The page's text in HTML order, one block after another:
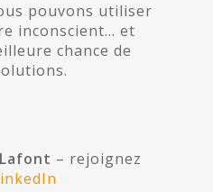
pouvons utiliser
inconscient… et
chance de
– rejoignez